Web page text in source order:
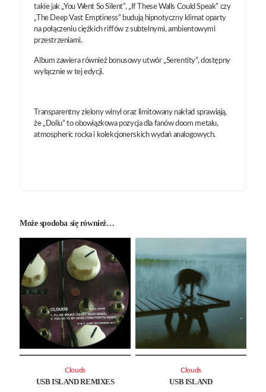
takie jak „You Went So Silent”, „If These Walls Could Speak” czy
„The Deep Vast Emptiness” budują hipnotyczny klimat oparty
na połączeniu ciężkich riffów z subtelnymi, ambientowymi
przestrzeniami.
Album zawiera również bonusowy utwór „Serentity”, dostępny
wyłącznie w tej edycji.
Transparentny zielony winyl oraz limitowany nakład sprawiają,
że „Doliu” to obowiązkowa pozycja dla fanów doom metalu,
atmospheric rocka i kolekcjonerskich wydań analogowych.
Może spodoba się również…
USB ISLAND REMIXES
Clouds
USB ISLAND
Clouds